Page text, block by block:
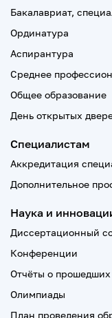
Бакалавриат,
Ординатура
Аспирантура
Среднее
Общее образование
День открытых
Специалистам
Аккредитация
Дополнительное
Наука и
Диссертационный
Конференции
Отчёты о
Олимпиады
План проведения